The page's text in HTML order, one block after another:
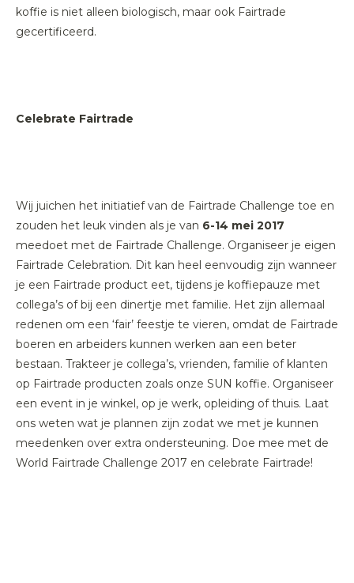
koffie is niet alleen biologisch, maar ook Fairtrade
gecertificeerd.
Celebrate Fairtrade
Wij juichen het initiatief van de Fairtrade Challenge toe en
zouden het leuk vinden als je van 6-14 mei 2017
meedoet met de Fairtrade Challenge. Organiseer je eigen
Fairtrade Celebration. Dit kan heel eenvoudig zijn wanneer
je een Fairtrade product eet, tijdens je koffiepauze met
collega’s of bij een dinertje met familie. Het zijn allemaal
redenen om een ‘fair’ feestje te vieren, omdat de Fairtrade
boeren en arbeiders kunnen werken aan een beter
bestaan. Trakteer je collega’s, vrienden, familie of klanten
op Fairtrade producten zoals onze SUN koffie. Organiseer
een event in je winkel, op je werk, opleiding of thuis. Laat
ons weten wat je plannen zijn zodat we met je kunnen
meedenken over extra ondersteuning. Doe mee met de
World Fairtrade Challenge 2017 en celebrate Fairtrade!